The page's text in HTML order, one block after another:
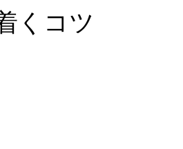
くコツ